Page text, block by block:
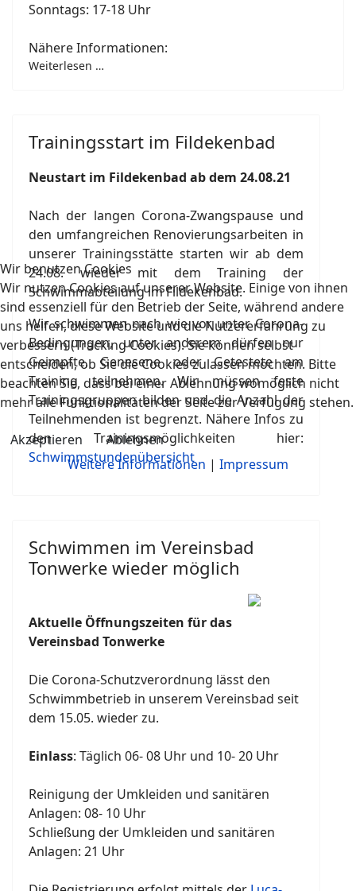
Sonntags: 17-18 Uhr
Nähere Informationen:
Weiterlesen …
Trainingsstart im Fildekenbad
Neustart im Fildekenbad ab dem 24.08.21
Nach der langen Corona-Zwangspause und
den umfangreichen Renovierungsarbeiten in
unserer Trainingsstätte starten wir ab dem
24.08. wieder mit dem Training der
Schwimmabteilung im Fildekenbad.
Wir schwimmen nach wie vor unter Corona-
Bedingungen, unter anderem dürfen nur
Geimpfte, Genesene oder Getestete am
Training teilnehmen. Wir müssen feste
Trainingsgruppen bilden und die Anzahl der
Teilnehmenden ist begrenzt. Nähere Infos zu
den Trainingsmöglichkeiten hier:
Schwimmstundenübersicht
Schwimmen im Vereinsbad
Tonwerke wieder möglich
Aktuelle Öffnungszeiten für das
Vereinsbad Tonwerke
Die Corona-Schutzverordnung lässt den
Schwimmbetrieb in unserem Vereinsbad seit
dem 15.05. wieder zu.
Einlass: Täglich 06- 08 Uhr und 10- 20 Uhr
Reinigung der Umkleiden und sanitären
Anlagen: 08- 10 Uhr
Schließung der Umkleiden und sanitären
Anlagen: 21 Uhr
Wir benutzen Cookies
Wir nutzen Cookies auf unserer Website. Einige von ihnen
sind essenziell für den Betrieb der Seite, während andere
uns helfen, diese Website und die Nutzererfahrung zu
verbessern (Tracking Cookies). Sie können selbst
entscheiden, ob Sie die Cookies zulassen möchten. Bitte
beachten Sie, dass bei einer Ablehnung womöglich nicht
mehr alle Funktionalitäten der Seite zur Verfügung stehen.
Akzeptieren
Ablehnen
Weitere Informationen | Impressum